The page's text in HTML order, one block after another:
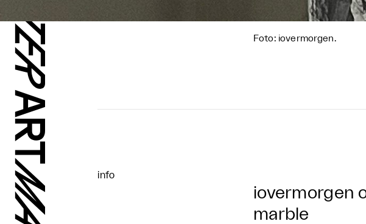
Foto: iovermorgen.
info
iovermorgen
marble